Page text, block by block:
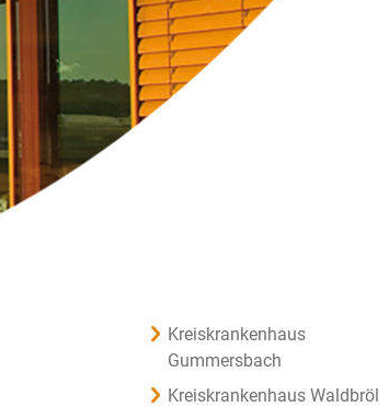
Kreiskrankenhaus
Gummersbach
Kreiskrankenhaus Waldbröl